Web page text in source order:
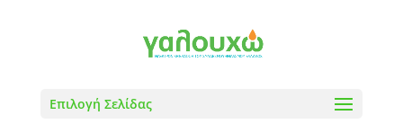
Επιλογή Σελίδας